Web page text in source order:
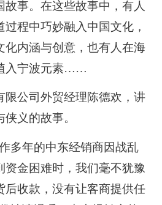
故事。在这些故事中，有人
程中巧妙融入中国文化，
化内涵与创意，也有人在海
入宁波元素……
公司外贸经理陈德欢，讲
义的故事。
年的中东经销商因战乱
资金困难时，我们毫不犹豫
后收款，没有让客商提供任